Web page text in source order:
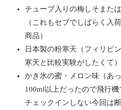
チューブ入りの梅しそまた
（これもセブでしばらく入
商品）
日本製の粉寒天（フィリピ
寒天と比較実験がしたくて）
かき氷の蜜・メロン味（あ
100ml以上だったので飛行機
チェックインしない今回は断